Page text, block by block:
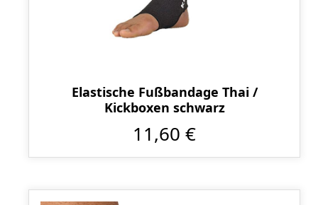
Elastische Fußbandage Thai /
Kickboxen schwarz
11,60 €